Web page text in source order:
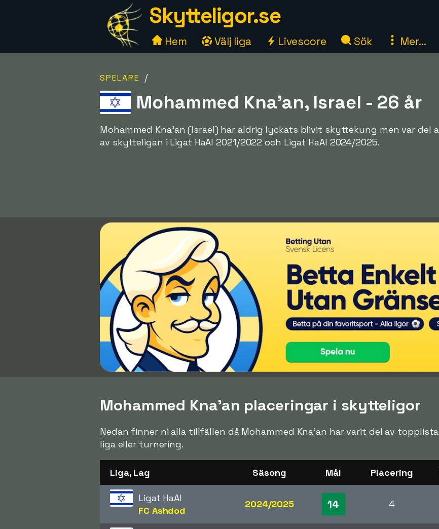
Skytteligor.se
Hem Välj liga Livescore Sök Mer...
SPELARE /
Mohammed Kna'an, Israel - 26 år
Mohammed Kna'an (Israel) har aldrig lyckats blivit skyttekung men var del
av skytteligan i Ligat HaAl 2021/2022 och Ligat HaAl 2024/2025.
Mohammed Kna'an placeringar i skytteligor
Nedan finner ni alla tillfällen då Mohammed Kna'an har varit del av
liga eller turnering.
Liga, Lag Säsong Mål Placering
Ligat HaAl
FC Ashdod
2024/2025 14 4